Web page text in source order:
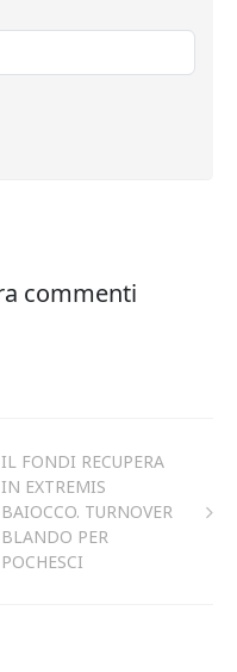
IL FONDI RECUPERA
IN EXTREMIS
BAIOCCO. TURNOVER
BLANDO PER
POCHESCI